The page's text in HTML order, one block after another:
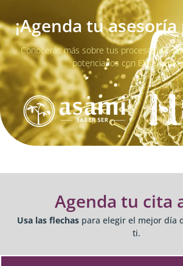
¡Agenda tu
Conocerás más sobre tus procesos de
potenciarlos con
Agenda tu cita
Usa las flechas para elegir el mejor día
ti.